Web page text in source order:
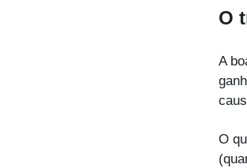
O
A
O